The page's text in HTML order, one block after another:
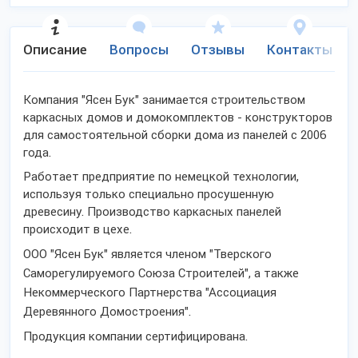
Описание Вопросы Отзывы Контакты
Компания "Ясен Бук" занимается строительством
каркасных домов и домокомплектов - конструкторов
для самостоятельной сборки дома из панелей с 2006
года.
Работает предприятие по немецкой технологии,
используя только специально просушенную
древесину. Производство каркасных панелей
происходит в цехе.
ООО "Ясен Бук" является членом "Тверского
Саморегулируемого Союза Строителей", а также
Некоммерческого Партнерства "Ассоциация
Деревянного Домостроения".
Продукция компании сертифицирована.